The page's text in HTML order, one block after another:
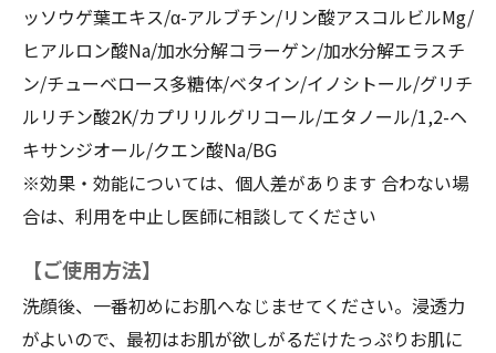
ッソウゲ葉エキス/α-アルブチン/リン酸アスコルビルMg/
ヒアルロン酸Na/加水分解コラーゲン/加水分解エラスチ
ン/チューベロース多糖体/ベタイン/イノシトール/グリチ
ルリチン酸2K/カプリリルグリコール/エタノール/1,2-ヘ
キサンジオール/クエン酸Na/BG
※効果・効能については、個人差があります 合わない場
合は、利用を中止し医師に相談してください
【ご使用方法】
洗顔後、一番初めにお肌へなじませてください。浸透力
がよいので、最初はお肌が欲しがるだけたっぷりお肌に